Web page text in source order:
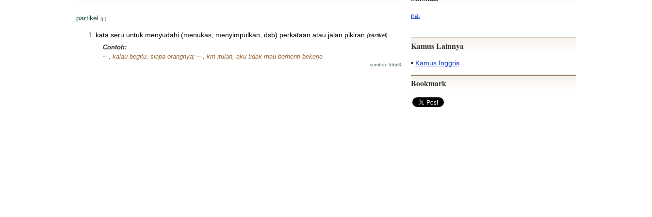
partikel (p)
kata seru untuk menyudahi (menukas, menyimpulkan, dsb) perkataan atau jalan pikiran (partikel)
Contoh:
~ , kalau begitu, siapa orangnya; ~ , krn itulah, aku tidak mau berhenti bekerja
sumber: kbbi3
na
Kamus Lainnya
• Kamus Inggris
Bookmark